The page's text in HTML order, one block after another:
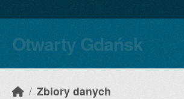
Otwarty Gdańsk
Zbiory danych